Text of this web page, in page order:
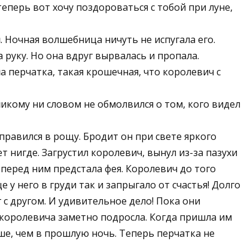
вот хочу поздороваться с тобой при луне,
волшебница ничуть не испугала его.
Но она вдруг вырвалась и пропала.
такая крошечная, что королевич с
ни словом не обмолвился о том, кого видел
в рощу. Бродит он при свете яркого
Загрустил королевич, вынул из-за пазухи
ним предстала фея. Королевич до того
у него в груди так и запрыгало от счастья! Долго
с другом. И удивительное дело! Пока они
заметно подросла. Когда пришла им
чем в прошлую ночь. Теперь перчатка не